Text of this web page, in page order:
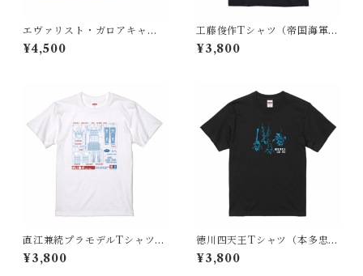
エヴァリスト・ガロアキャッ
プ【数学者 フランス】
¥4,500
工藤俊作Tシャツ（帝国海軍
日本）
¥3,800
直江兼続プラモデルTシャツ
(戦国時代 日本）
¥3,800
徳川四天王Tシャツ（本多忠
勝・酒井忠次・井伊直政・榊
原康政）（戦国時代 日本）
¥3,800